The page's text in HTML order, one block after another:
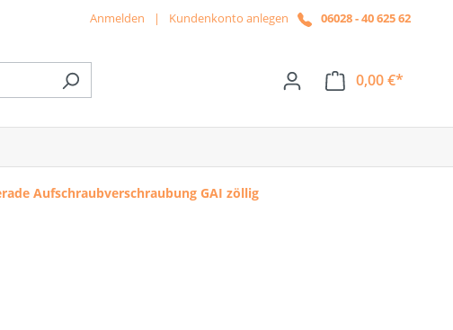
Anmelden | Kundenkonto anlegen 06028 - 40 625 62
0,00 €*
das Dropdown der Kategorie News
Aufschraubverschraubung GAI zöllig